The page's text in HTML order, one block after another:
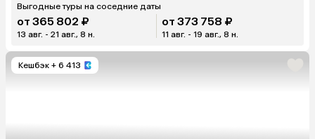
Выгодные туры на соседние даты
от 365 802 ₽
13 авг. - 21 авг., 8 н.
от 373 758 ₽
11 авг. - 19 авг., 8 н.
Кешбэк + 6 413